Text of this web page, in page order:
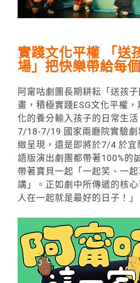
實踐文化平權 「送
場」把快樂帶給每
阿甯咕劇團長期耕耘「送孩
畫，積極實踐ESG文化平權，
化的養分輸入孩子的日常生
7/18-7/19 國家兩廳院實驗
緻呈現，還是即將於7/4 於宜
語版演出劇團都帶著100%的
帶著寶貝一起「一起笑、 一
講」。正如劇中所傳遞的核
人在一起就是最好的日子！」